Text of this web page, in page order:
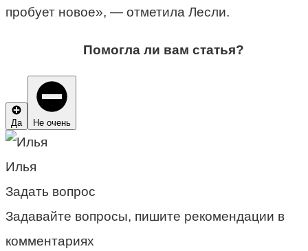
пробует новое», — отметила Лесли.
Помогла ли вам статья?
Да Не очень
Илья
Задать вопрос
Задавайте вопросы, пишите рекомендации в
комментариях